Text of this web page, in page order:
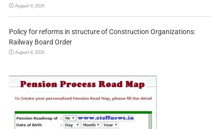
August 9, 2026
Policy for reforms in structure of Construction Organizations:
Railway Board Order
August 8, 2026